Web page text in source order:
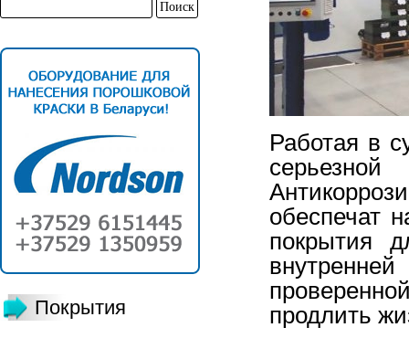
Покрытия
Работая в
обеспечат
покрытия
продлить